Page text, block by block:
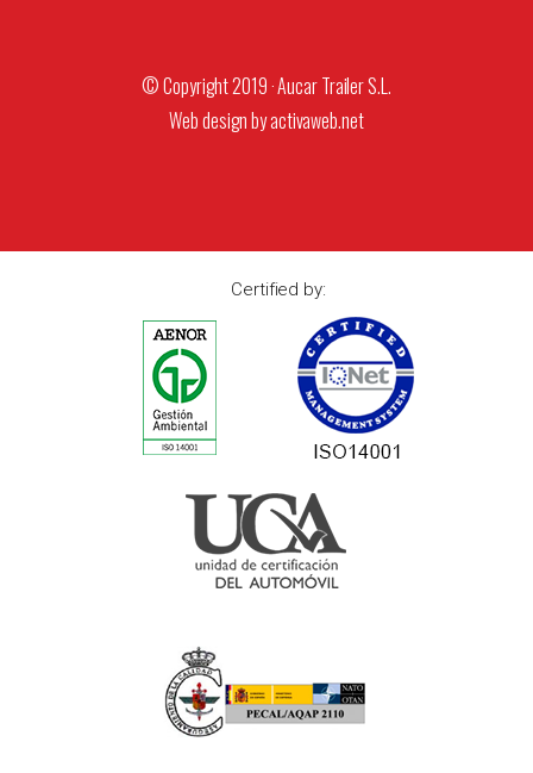
© Copyright 2019 · Aucar Trailer S.L.
Web design byactivaweb.net
Certified by: